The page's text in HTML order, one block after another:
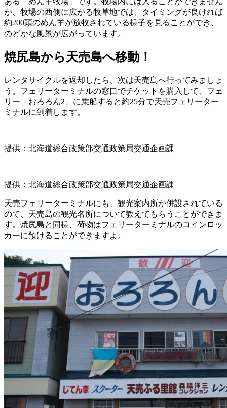
が、牧場の西側に広がる牧草地では、タイミングが良ければ
約200頭のめん羊が放牧されている様子を見ることができ、
のどかな風景が広がっています。
焼尻島から天売島へ移動！
レンタサイクルを返却したら、次は天売島へ行ってみましょ
う。フェリーターミナルの窓口でチケットを購入して、フェ
リー「おろろん2」に乗船すると約25分で天売フェリーター
ミナルに到着します。
提供：北海道総合政策部交通政策局交通企画課
提供：北海道総合政策部交通政策局交通企画課
天売フェリーターミナルにも、観光案内所が併設されている
ので、天売島の観光名所について教えてもらうことができま
す。焼尻島と同様、荷物はフェリーターミナルのコインロッ
カーに預けることができますよ。